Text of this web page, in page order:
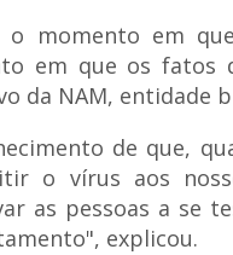
o momento em
em que os fatos
da NAM, entidade
de que,
o vírus aos
as pessoas a se
explicou.